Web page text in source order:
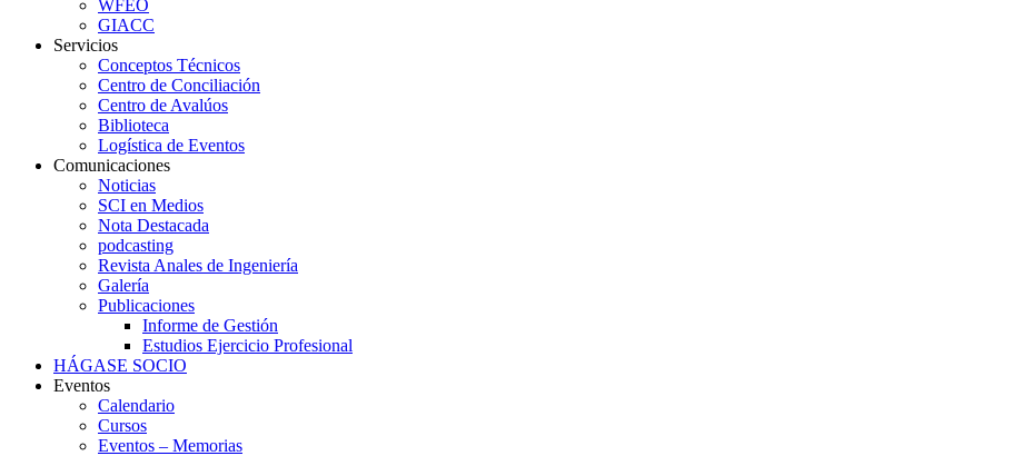
WFEO
GIACC
Servicios
Conceptos Técnicos
Centro de Conciliación
Centro de Avalúos
Biblioteca
Logística de Eventos
Comunicaciones
Noticias
SCI en Medios
Nota Destacada
podcasting
Revista Anales de Ingeniería
Galería
Publicaciones
Informe de Gestión
Estudios Ejercicio Profesional
HÁGASE SOCIO
Eventos
Calendario
Cursos
Eventos – Memorias